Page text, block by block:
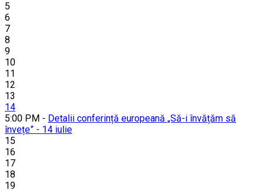
5
6
7
8
9
10
11
12
13
14
5:00 PM - Detalii conferință europeană „Să-i învățăm să
învețe” - 14 iulie
15
16
17
18
19